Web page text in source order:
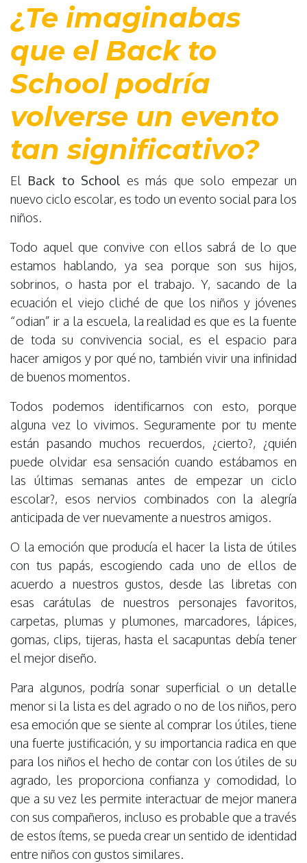
¿Te imaginabas
que el Back to
Schoolpodría
volverse un evento
tan significativo?
El Back to School es más que solo empezar un
nuevo ciclo escolar, es todo un evento social para los
niños.
Todo aquel que convive con ellos sabrá de lo que
estamos hablando, ya sea porque son sus hijos,
sobrinos, o hasta por el trabajo. Y, sacando de la
ecuación el viejo cliché de que los niños y jóvenes
“odian” ir a la escuela, la realidad es que es la fuente
de toda su convivencia social, es el espacio para
hacer amigos y por qué no, también vivir una infinidad
de buenos momentos.
Todos podemos identificarnos con esto, porque
alguna vez lo vivimos. Seguramente por tu mente
están pasando muchos recuerdos, ¿cierto?, ¿quién
puede olvidar esa sensación cuando estábamos en
las últimas semanas antes de empezar un ciclo
escolar?, esos nervios combinados con la alegría
anticipada de ver nuevamente a nuestros amigos.
O la emoción que producía el hacer la lista de útiles
con tus papás, escogiendo cada uno de ellos de
acuerdo a nuestros gustos, desde las libretas con
esas carátulas de nuestros personajes favoritos,
carpetas, plumas y plumones, marcadores, lápices,
gomas, clips, tijeras, hasta el sacapuntas debía tener
el mejor diseño.
Para algunos, podría sonar superficial o un detalle
menor si la lista es del agrado o no de los niños, pero
esa emoción que se siente al comprar los útiles, tiene
una fuerte justificación, y su importancia radica en que
para los niños el hecho de contar con los útiles de su
agrado, les proporciona confianza y comodidad, lo
que a su vez les permite interactuar de mejor manera
con sus compañeros, incluso es probable que a través
de estos ítems, se pueda crear un sentido de identidad
entre niños con gustos similares.